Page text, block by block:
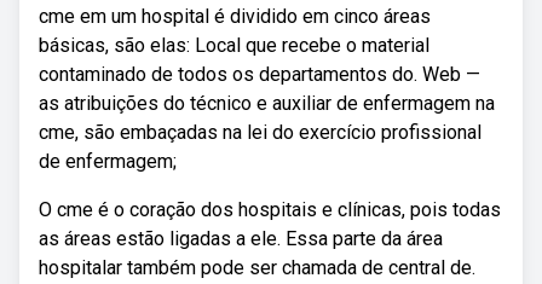
cme em um hospital é dividido em cinco áreas
básicas, são elas: Local que recebe o material
contaminado de todos os departamentos do. Web —
as atribuições do técnico e auxiliar de enfermagem na
cme, são embaçadas na lei do exercício profissional
de enfermagem;
O cme é o coração dos hospitais e clínicas, pois todas
as áreas estão ligadas a ele. Essa parte da área
hospitalar também pode ser chamada de central de.